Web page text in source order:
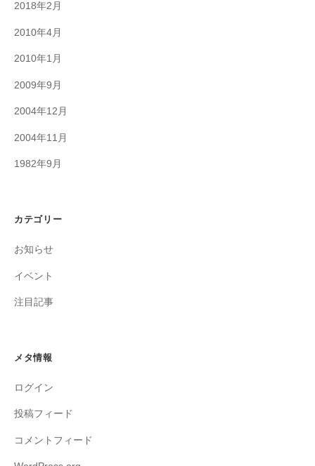
2018年2月
2010年4月
2010年1月
2009年9月
2004年12月
2004年11月
1982年9月
カテゴリー
お知らせ
イベント
注目記事
メタ情報
ログイン
投稿フィード
コメントフィード